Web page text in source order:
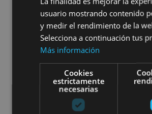
Visitas guiadas
usuario mostrando contenido
y medir el rendimiento de la
Selecciona a continuación tus
Más información
Cookies
estrictamente
necesarias